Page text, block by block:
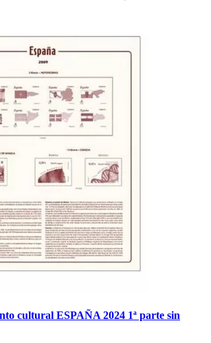
cultural ESPAÑA 2024 1ª parte sin